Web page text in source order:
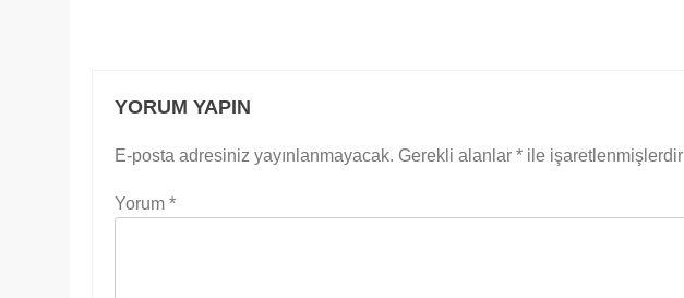
YORUM YAPIN
E-posta adresiniz yayınlanmayacak. Gerekli alanlar * ile işaretlenmişlerdir
Yorum *